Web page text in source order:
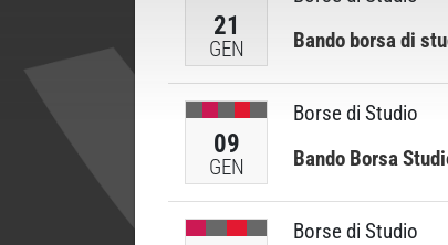
21
GEN
Bando borsa di
09
GEN
Borse di Studio
Bando Borsa
Borse di Studio